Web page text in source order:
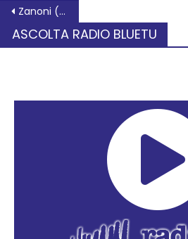
Zanoni (PD): “No a trivelle e riattivazione di pozzi di gas in Adriatico: il Delta e il Polesine hanno pagato abbastanza. Metano e nucleare non sono fonti green”
ASCOLTA RADIO BLUETU